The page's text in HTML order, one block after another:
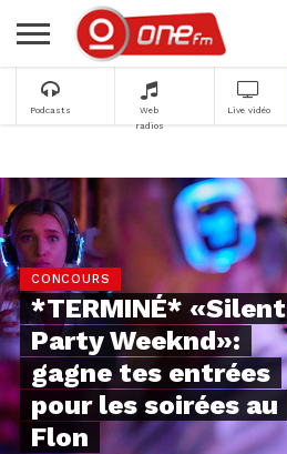
Podcasts
Web
radios
Live vidéo
CONCOURS
*TERMINÉ* «Silent
Party Weeknd»:
gagne tes entrées
pour les soirées au
Flon